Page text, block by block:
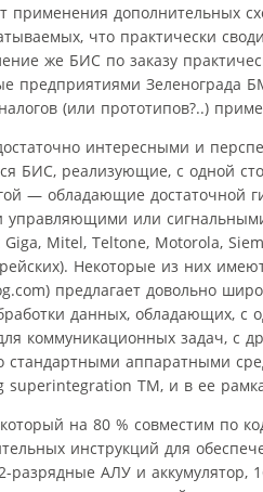
применения дополнительных
что практически
же БИС по заказу
предприятиями Зеленограда
(или прототипов?..)
интересными и
БИС, реализующие, с одной
— обладающие достаточной
управляющими или
Mitel, Teltone, Motorola,
Некоторые из них
предлагает довольно
данных, обладающих, с
коммуникационных задач, с
стандартными аппаратными
superintegration TM, и в ее
на 80 % совместим по
инструкций для
разрядные АЛУ и аккумулятор,